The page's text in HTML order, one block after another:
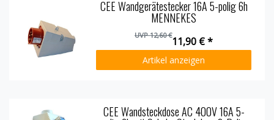
CEE Wandgerätestecker 16A 5-polig 6h
MENNEKES
UVP 12,60 €11,90 € *
Artikel anzeigen
CEE Wandsteckdose AC 400V 16A 5-